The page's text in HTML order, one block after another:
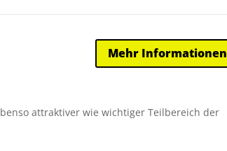
Mehr Informationen
attraktiver wie wichtiger Teilbereich der